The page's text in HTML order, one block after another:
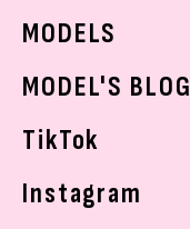
モデルの購入品
おでかけ
MODELS
MODEL'S BLOG
TikTok
Instagram